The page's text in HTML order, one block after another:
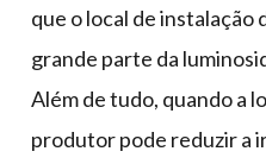
que o local de instalação
grande parte da
Além de tudo, quando a
produtor pode reduzir a